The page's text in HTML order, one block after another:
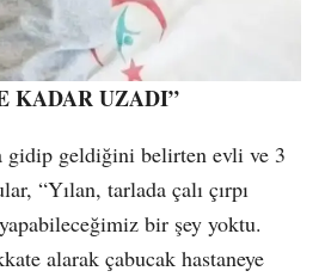
KADAR UZADI”
gidip geldiğini belirten evli ve 3
“Yılan, tarlada çalı çırpı
bir şey yoktu.
alarak çabucak hastaneye